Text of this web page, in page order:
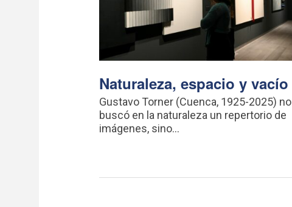
Naturaleza, espacio y vacío
Gustavo Torner (Cuenca, 1925-2025) no
buscó en la naturaleza un repertorio de
imágenes, sino...